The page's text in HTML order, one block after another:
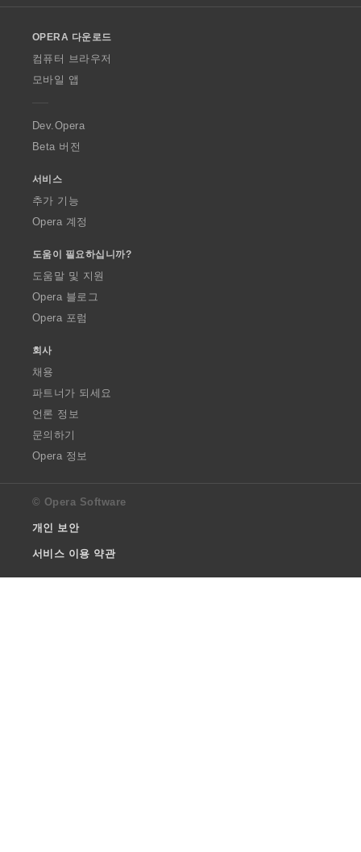
w
O
p
a
OPERA 다운로드
컴퓨터 브라우저
모바일 앱
Dev.Opera
Beta 버전
서비스
추가 기능
Opera 계정
도움이 필요하십니까?
도움말 및 지원
Opera 블로그
Opera 포럼
회사
채용
파트너가 되세요
언론 정보
문의하기
Opera 정보
© Opera Software
개인 보안
서비스 이용 약관